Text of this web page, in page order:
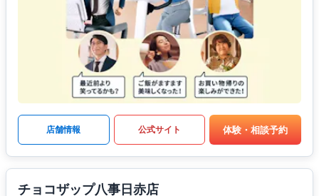
店舗情報 公式サイト 体験・相談予約
チョコザップ八事日赤店